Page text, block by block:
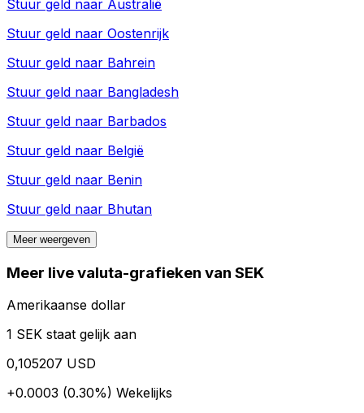
Stuur geld naar Australië
Stuur geld naar Oostenrijk
Stuur geld naar Bahrein
Stuur geld naar Bangladesh
Stuur geld naar Barbados
Stuur geld naar België
Stuur geld naar Benin
Stuur geld naar Bhutan
Meer weergeven
Meer live valuta-grafieken van SEK
Amerikaanse dollar
1 SEK staat gelijk aan
0,105207 USD
+0.0003 (0.30%) Wekelijks